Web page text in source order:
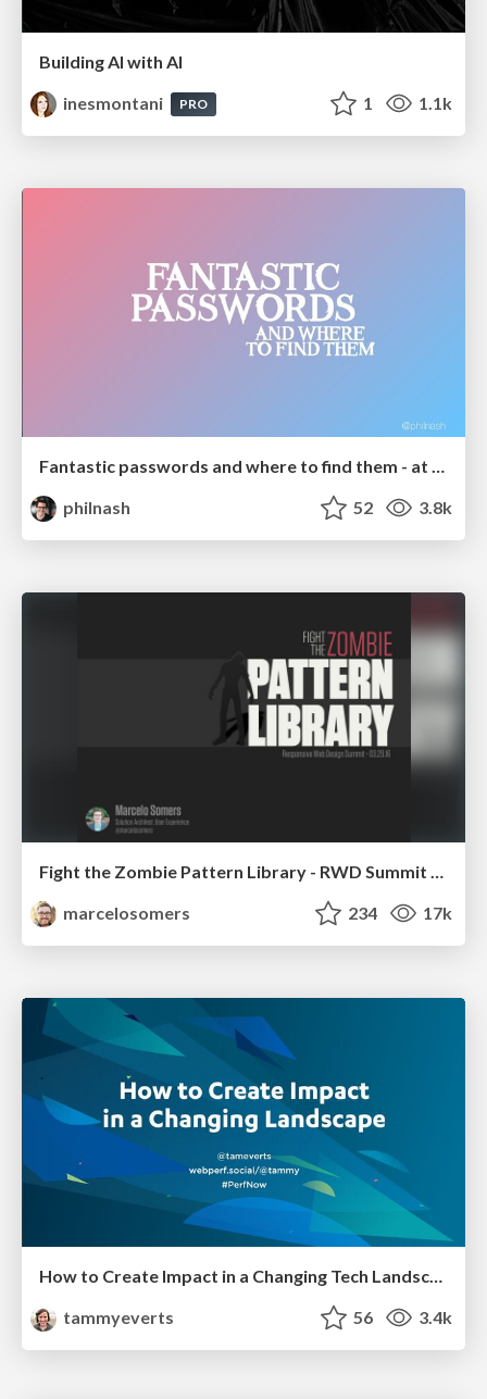
Building AI with AI
inesmontani
PRO 1 1.1k
Fantastic passwords and where to find them - at NoRuKo
philnash
52 3.8k
Fight the Zombie Pattern Library - RWD Summit 2016
marcelosomers
234 17k
How to Create Impact in a Changing Tech Landscape [PerfNow 2023]
tammyeverts
56 3.4k